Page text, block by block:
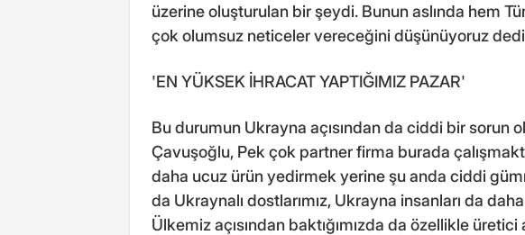
üzerine oluşturulan bir şeydi. Bunun aslında hem
çok olumsuz neticeler vereceğini düşünüyoruz
'EN YÜKSEK İHRACAT YAPTIĞIMIZ PAZAR'
Bu durumun Ukrayna açısından da ciddi bir sorun
Çavuşoğlu, Pek çok partner firma burada
daha ucuz ürün yedirmek yerine şu anda ciddi
da Ukraynalı dostlarımız, Ukrayna insanları da
Ülkemiz açısından baktığımızda da özellikle üretici